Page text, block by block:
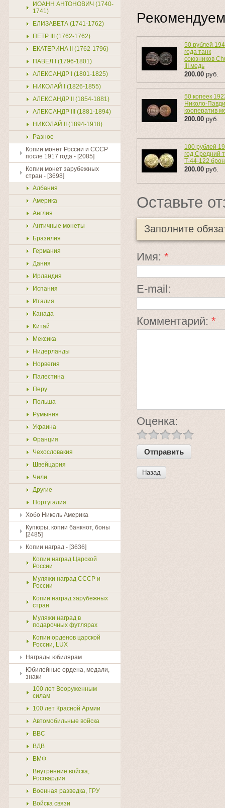
ИОАНН АНТОНОВИЧ (1740-
1741)
ЕЛИЗАВЕТА (1741-1762)
ПЕТР III (1762-1762)
ЕКАТЕРИНА II (1762-1796)
ПАВЕЛ I (1796-1801)
АЛЕКСАНДР I (1801-1825)
НИКОЛАЙ I (1826-1855)
АЛЕКСАНДР II (1854-1881)
АЛЕКСАНДР III (1881-1894)
НИКОЛАЙ II (1894-1918)
Разное
Копии монет России и СССР
после 1917 года - [2085]
Копии монет зарубежных
стран - [3698]
Албания
Америка
Англия
Античные монеты
Бразилия
Германия
Дания
Ирландия
Испания
Италия
Канада
Китай
Мексика
Нидерланды
Норвегия
Палестина
Перу
Польша
Румыния
Украина
Франция
Чехословакия
Швейцария
Чили
Другие
Португалия
Хобо Никель Америка
Купюры, копии банкнот, боны
[2485]
Копии наград - [3636]
Копии наград Царской
России
Муляжи наград СССР и
России
Копии наград зарубежных
стран
Муляжи наград в
подарочных футлярах
Копии орденов царской
России, LUX
Награды юбилярам
Юбилейные ордена, медали,
знаки
100 лет Вооруженным
силам
100 лет Красной Армии
Автомобильные войска
ВВС
ВДВ
ВМФ
Внутренние войска,
Росгвардия
Военная разведка, ГРУ
Войска связи
50 рублей
года танк
союзников
III медь
200.00 руб.
50 копеек
Николо-
кооператив
200.00 руб.
100 рублей
год Средний
Т-44-122
200.00 руб.
Оставьте
Заполните
Имя: *
E-mail:
Комментарий: *
Оценка:
Назад